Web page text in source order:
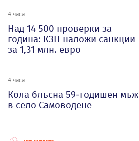
4 часа
Над 14 500 проверки за
година: КЗП наложи санкции
за 1,31 млн. евро
4 часа
Кола блъсна 59-годишен мъж
в село Самоводене